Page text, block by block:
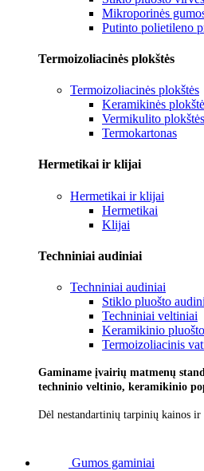
Mikroporinės
Putinto polietileno
Termoizoliacinės plokštės
Termoizoliacinės plokštės
Keramikinės
Vermikulito plokštės
Termokartonas
Hermetikai ir klijai
Hermetikai ir klijai
Hermetikai
Klijai
Techniniai audiniai
Techniniai audiniai
Stiklo pluošto
Techniniai veltiniai
Keramikinio
Termoizoliacinis
Gaminame įvairių matmenų
techninio veltinio, keramikinio
Dėl nestandartinių tarpinių kainos
Gumos gaminiai